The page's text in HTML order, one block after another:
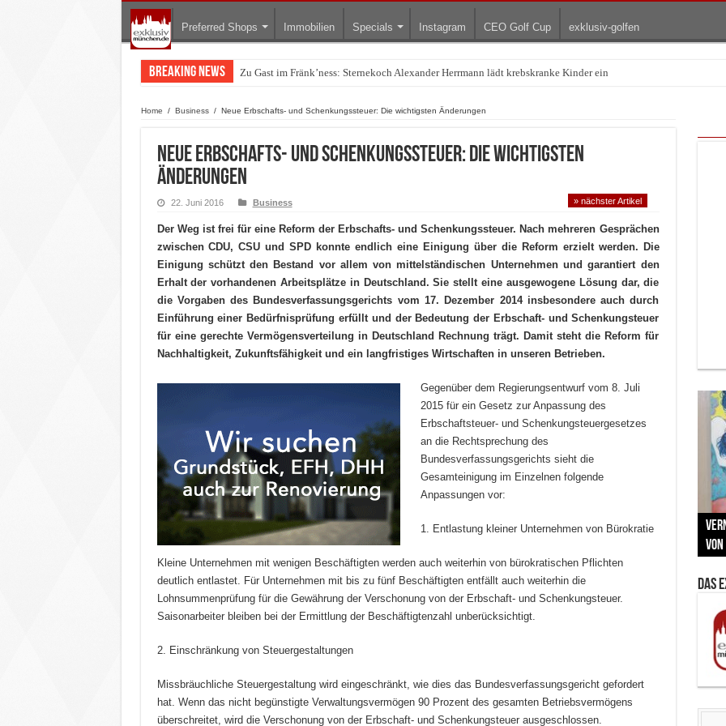
Preferred Shops Immobilien Specials Instagram CEO Golf Cup exklusiv-golfen
Breaking News Zu Gast im Fränk’ness: Sternekoch Alexander Herrmann lädt krebskranke Kinder ein
Warum München gerade zum Treffpunkt der Lingerie-Branche wurde
Home / Business / Neue Erbschafts- und Schenkungssteuer: Die wichtigsten Änderungen
Neue Erbschafts- und Schenkungssteuer: Die wichtigsten
Änderungen
22. Juni 2016 Business » nächster Artikel
Der Weg ist frei für eine Reform der Erbschafts- und Schenkungssteuer. Nach mehreren Gesprächen
zwischen CDU, CSU und SPD konnte endlich eine Einigung über die Reform erzielt werden. Die
Einigung schützt den Bestand vor allem von mittelständischen Unternehmen und garantiert den
Erhalt der vorhandenen Arbeitsplätze in Deutschland. Sie stellt eine ausgewogene Lösung dar, die
die Vorgaben des Bundesverfassungsgerichts vom 17. Dezember 2014 insbesondere auch durch
Einführung einer Bedürfnisprüfung erfüllt und der Bedeutung der Erbschaft- und Schenkungsteuer
für eine gerechte Vermögensverteilung in Deutschland Rechnung trägt. Damit steht die Reform für
Nachhaltigkeit, Zukunftsfähigkeit und ein langfristiges Wirtschaften in unseren Betrieben.
Gegenüber dem Regierungsentwurf vom 8. Juli
2015 für ein Gesetz zur Anpassung des
Erbschaftsteuer- und Schenkungsteuergesetzes
an die Rechtsprechung des
Bundesverfassungsgerichts sieht die
Gesamteinigung im Einzelnen folgende
Anpassungen vor:
1. Entlastung kleiner Unternehmen von Bürokratie
Kleine Unternehmen mit wenigen Beschäftigten werden auch weiterhin von bürokratischen Pflichten
deutlich entlastet. Für Unternehmen mit bis zu fünf Beschäftigten entfällt auch weiterhin die
Lohnsummenprüfung für die Gewährung der Verschonung von der Erbschaft- und Schenkungsteuer.
Saisonarbeiter bleiben bei der Ermittlung der Beschäftigtenzahl unberücksichtigt.
2. Einschränkung von Steuergestaltungen
Missbräuchliche Steuergestaltung wird eingeschränkt, wie dies das Bundesverfassungsgericht gefordert
hat. Wenn das nicht begünstigte Verwaltungsvermögen 90 Prozent des gesamten Betriebsvermögens
überschreitet, wird die Verschonung von der Erbschaft- und Schenkungsteuer ausgeschlossen.
Zu
Das